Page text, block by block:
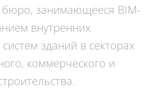
занимающееся BIM-
внутренних
зданий в секторах
коммерческого и